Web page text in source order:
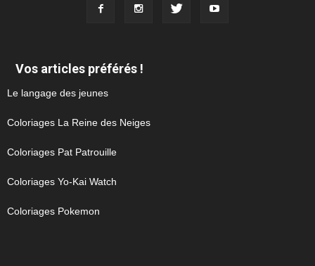
Vos articles préférés !
Le langage des jeunes
Coloriages La Reine des Neiges
Coloriages Pat Patrouille
Coloriages Yo-Kai Watch
Coloriages Pokemon